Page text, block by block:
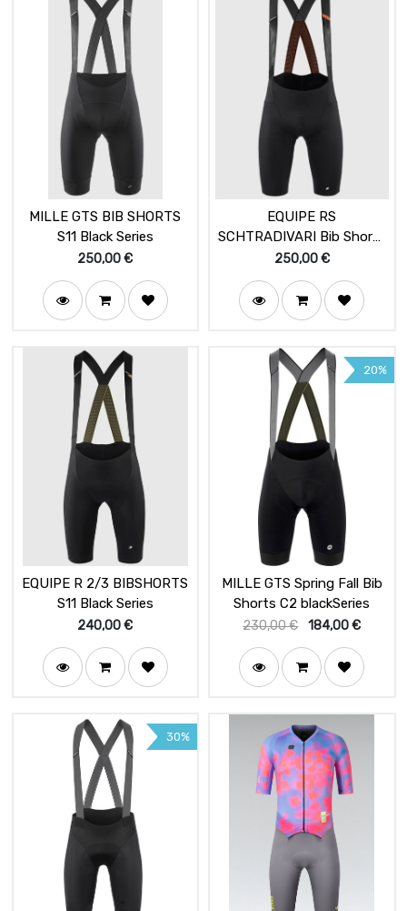
MILLE GTS BIB SHORTS
S11 Black Series
250,00€
EQUIPE RS
SCHTRADIVARI Bib Shorts
S11 BlackSeries
250,00€
EQUIPE R 2/3 BIBSHORTS
S11 Black Series
240,00€
20%
MILLE GTS Spring Fall Bib
Shorts C2 blackSeries
230,00€ 184,00€
30%